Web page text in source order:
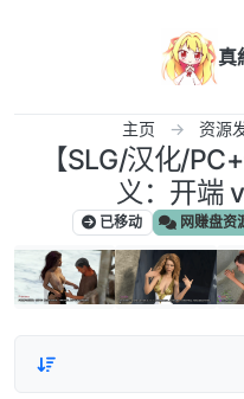
真
主页 资源
【SLG/汉化/
义：开端
已移动 网赚盘资